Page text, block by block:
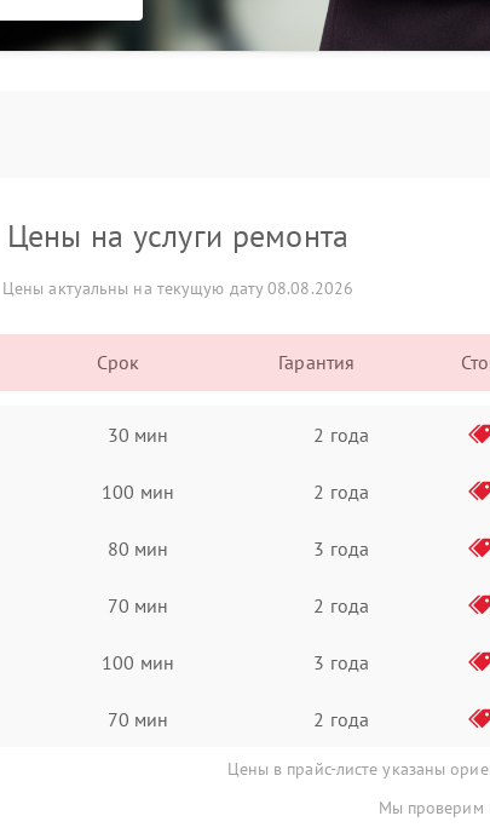
Цены на услуги ремонта
Цены актуальны на текущую дату 08.08.2026
Срок Гарантия
30 мин 2 года
100 мин 2 года
80 мин 3 года
70 мин 2 года
100 мин 3 года
70 мин 2 года
Цены в прайс-листе указаны
Мы проверим